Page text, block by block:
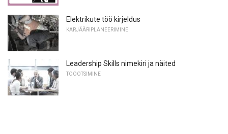
Elektrikute töö kirjeldus
KARJÄÄRIPLANEERIMINE
Leadership Skills nimekiri ja näited
TÖÖOTSIMINE